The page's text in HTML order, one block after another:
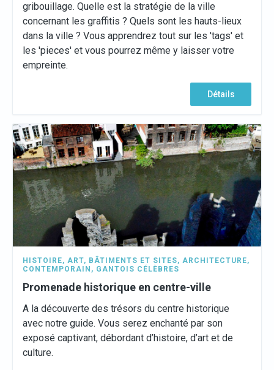
gribouillage. Quelle est la stratégie de la ville
concernant les graffitis ? Quels sont les hauts-lieux
dans la ville ? Vous apprendrez tout sur les 'tags' et
les 'pieces' et vous pourrez même y laisser votre
empreinte.
Détails
HISTOIRE, ART, BÂTIMENTS ET SITES, ARCHITECTURE,
CONTEMPORAIN , GANTOIS CÉLÈBRES
Promenade historique en centre-ville
A la découverte des trésors du centre historique
avec notre guide. Vous serez enchanté par son
exposé captivant, débordant d’histoire, d’art et de
culture.